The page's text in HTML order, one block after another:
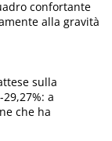
confortante
alla gravità
sulla
a
che ha